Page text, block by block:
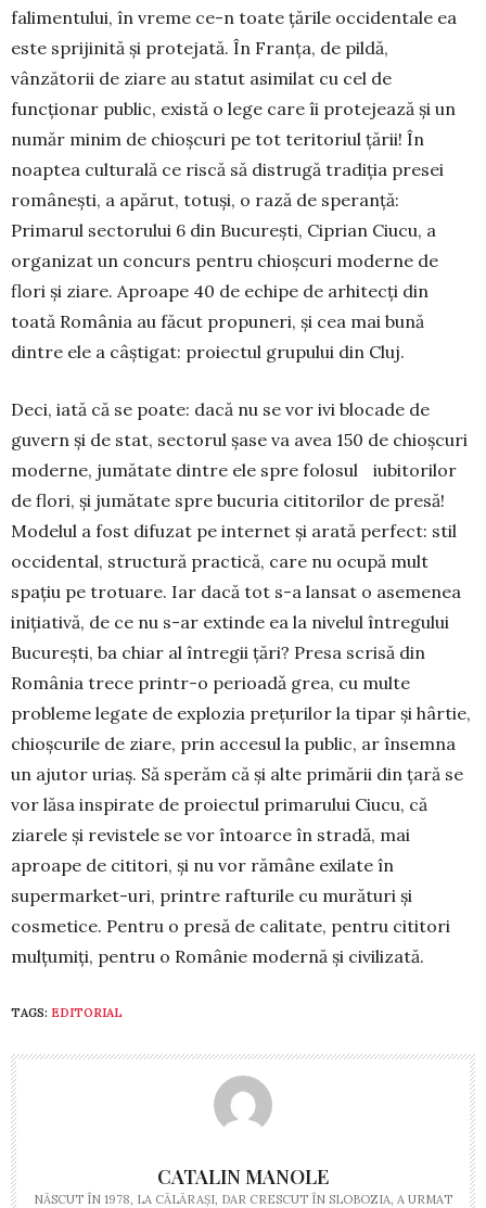
falimentului, în vreme ce-n toate țările occidentale ea
este sprijinită și protejată. În Franța, de pildă,
vânzătorii de ziare au statut asimi­lat cu cel de
funcționar public, există o lege care îi protejează și un
număr minim de chioșcuri pe tot teritoriul țării! În
noaptea culturală ce riscă să distrugă tradiția presei
românești, a apă­rut, totuși, o rază de speranță:
Primarul sec­torului 6 din Bucu­rești, Ci­prian Ciucu, a
organizat un concurs pentru chioș­curi moderne de
flori și ziare. Aproape 40 de echipe de arhitecți din
toată Româ­nia au făcut propuneri, și cea mai bună
dintre ele a câștigat: pro­iectul grupului din Cluj.
Deci, iată că se poate: dacă nu se vor ivi blocade de
guvern și de stat, sectorul șase va avea 150 de chioșcuri
moderne, jumătate dintre ele spre folosul iubitorilor
de flori, și jumătate spre bucuria citito­rilor de presă!
Modelul a fost difuzat pe internet și arată perfect: stil
occidental, structură practică, care nu ocupă mult
spațiu pe trotuare. Iar dacă tot s-a lansat o asemenea
inițiativă, de ce nu s-ar extinde ea la nivelul întregului
București, ba chiar al întregii țări? Presa scrisă din
România trece printr-o pe­rioadǎ grea, cu multe
probleme legate de explozia prețurilor la tipar și hârtie,
chioșcurile de ziare, prin accesul la public, ar însemna
un ajutor uriaș. Să spe­răm că și alte primării din țară se
vor lăsa ins­pirate de proiectul primarului Ciucu, că
ziarele și revistele se vor întoarce în stradă, mai
aproape de cititori, și nu vor rămâne exilate în
supermarket-uri, printre rafturile cu murături și
cosmetice. Pentru o presă de calitate, pentru cititori
mulțumiți, pentru o Românie modernă și civilizată.
TAGS: EDITORIAL
CATALIN MANOLE
NĂSCUT ÎN 1978, LA CĂLĂRAȘI, DAR CRESCUT ÎN SLOBOZIA, A URMAT